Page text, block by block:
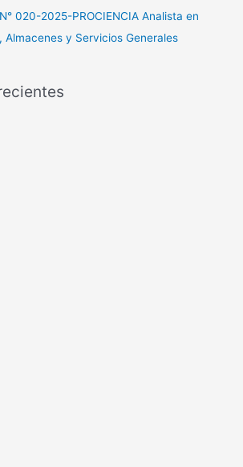
020-2025-PROCIENCIA Analista en
Almacenes y Servicios Generales